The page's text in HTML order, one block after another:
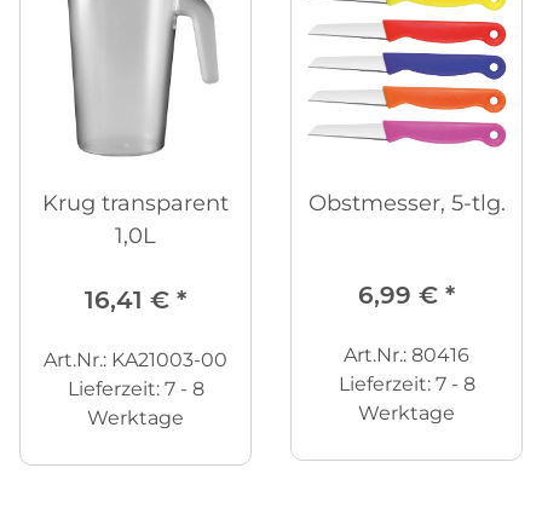
Krug transparent
1,0L
16,41 € *
Art.Nr.: KA21003-00
Lieferzeit: 7 - 8
Werktage
Obstmesser, 5-tlg.
6,99 € *
Art.Nr.: 80416
Lieferzeit: 7 - 8
Werktage